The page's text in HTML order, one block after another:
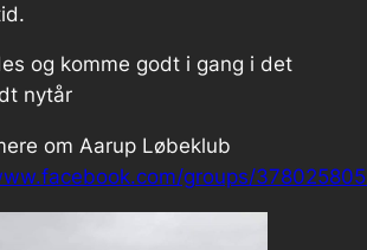
og komme godt i gang i det
nytår
om Aarup Løbeklub
groups/